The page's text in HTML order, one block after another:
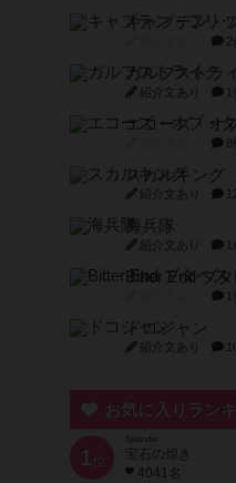
2
ガルフストラ
紹介文あり
エコーズ・オ
8
スカルキング
紹介文あり
海兵隊
紹介文あり
ドコジャン
紹介文あり
お気に入りラン
1 位
宝石の煌き
4041名